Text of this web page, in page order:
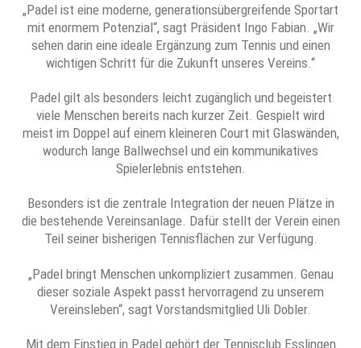
„Padel ist eine moderne, generationsübergreifende Sportart
mit enormem Potenzial“, sagt Präsident Ingo Fabian. „Wir
sehen darin eine ideale Ergänzung zum Tennis und einen
wichtigen Schritt für die Zukunft unseres Vereins.“
Padel gilt als besonders leicht zugänglich und begeistert
viele Menschen bereits nach kurzer Zeit. Gespielt wird
meist im Doppel auf einem kleineren Court mit Glaswänden,
wodurch lange Ballwechsel und ein kommunikatives
Spielerlebnis entstehen.
Besonders ist die zentrale Integration der neuen Plätze in
die bestehende Vereinsanlage. Dafür stellt der Verein einen
Teil seiner bisherigen Tennisflächen zur Verfügung.
„Padel bringt Menschen unkompliziert zusammen. Genau
dieser soziale Aspekt passt hervorragend zu unserem
Vereinsleben“, sagt Vorstandsmitglied Uli Dobler.
Mit dem Einstieg in Padel gehört der Tennisclub Esslingen